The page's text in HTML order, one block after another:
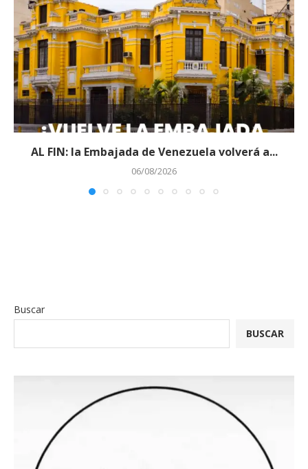
AL FIN: la Embajada de Venezuela volverá a...
06/08/2026
Buscar
BUSCAR